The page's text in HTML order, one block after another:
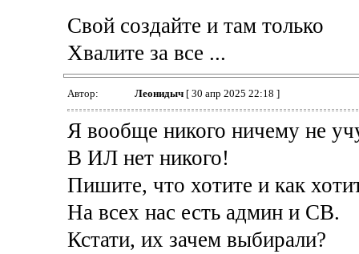
Свой создайте и там только
Хвалите за все ...
Автор: Леонидыч[ 30 апр 2025 22:18 ]
Я вообще никого ничему не
В ИЛ нет никого!
Пишите, что хотите и как
На всех нас есть админ и СВ.
Кстати, их зачем выбирали?